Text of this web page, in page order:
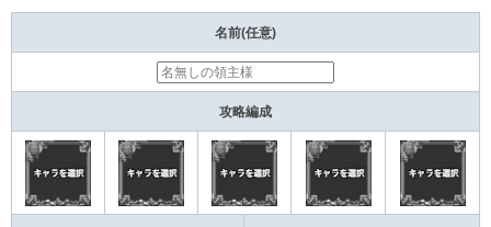
名前(任意)
攻略編成